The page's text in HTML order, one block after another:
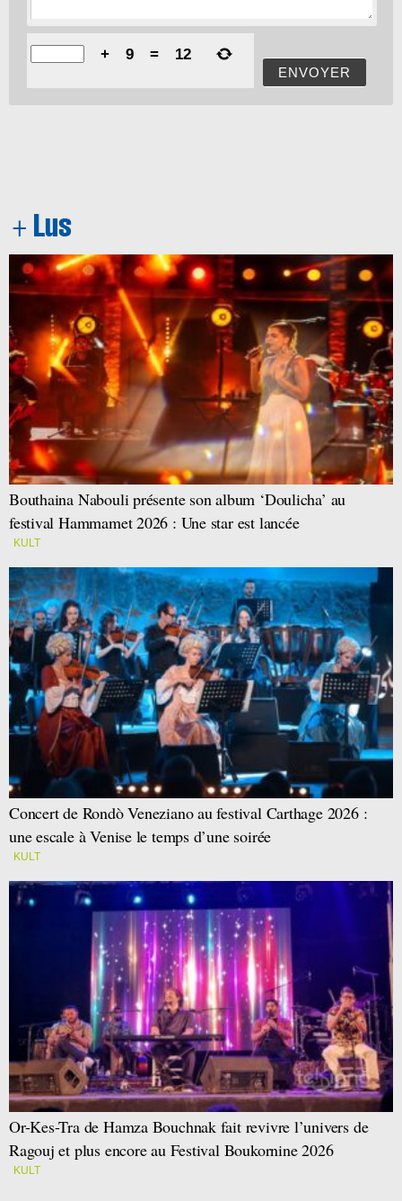
ENVOYER
+ 9 = 12
Bouthaina Nabouli présente son album ‘Doulicha’ au
festival Hammamet 2026 : Une star est lancée
KULT
Concert de Rondò Veneziano au festival Carthage 2026 :
une escale à Venise le temps d’une soirée
KULT
Or-Kes-Tra de Hamza Bouchnak fait revivre l’univers de
Ragouj et plus encore au Festival Boukornine 2026
KULT